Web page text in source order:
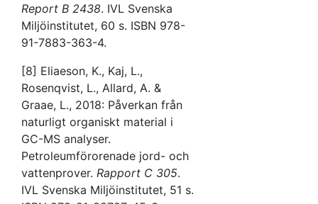
Report B 2438. IVL Svenska
Miljöinstitutet, 60 s. ISBN 978-
91-7883-363-4.
[8] Eliaeson, K., Kaj, L.,
Rosenqvist, L., Allard, A. &
Graae, L., 2018: Påverkan från
naturligt organiskt material i
GC-MS analyser.
Petroleumförorenade jord- och
vattenprover. Rapport C 305.
IVL Svenska Miljöinstitutet, 51 s.